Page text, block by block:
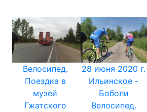
Велосипед.
Поездка в
музей
Гжатского
28 июня 2020 г.
Ильинское -
Боболи
Велосипед.